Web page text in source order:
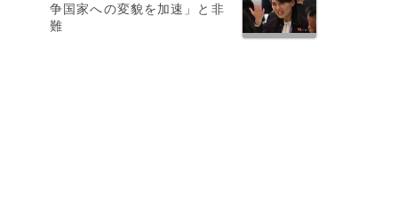
争国家への変貌を加速」と非
難